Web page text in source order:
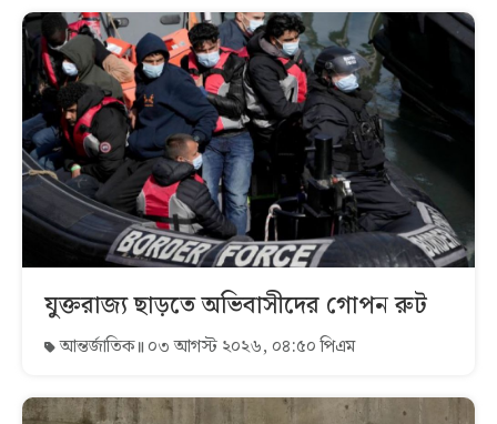
যুক্তরাজ্য ছাড়তে অভিবাসীদের গোপন রুট
আন্তর্জাতিক ০৩ আগস্ট ২০২৬, ০৪:৫০ পিএম